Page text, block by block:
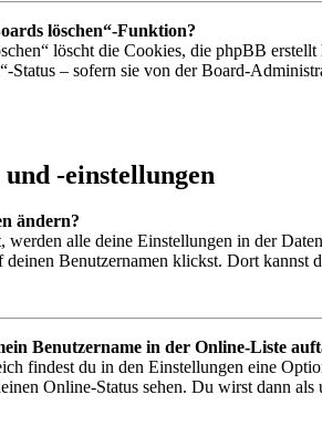
löschen“-Funktion?
löscht die Cookies, die phpBB
Status – sofern sie von der Board-
-einstellungen
ändern?
werden alle deine Einstellungen in der
deinen Benutzernamen klickst. Dort kannst
Benutzername in der Online-Liste
findest du in den Einstellungen eine
Online-Status sehen. Du wirst dann als